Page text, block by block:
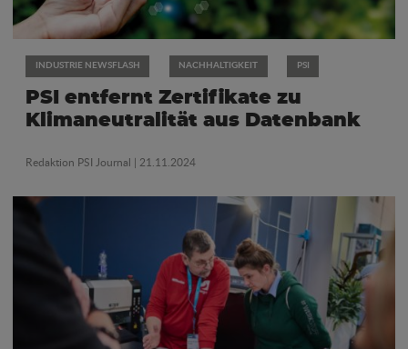
INDUSTRIE NEWSFLASH NACHHALTIGKEIT PSI
PSI entfernt Zertifikate zu
Klimaneutralität aus Datenbank
Redaktion PSI Journal | 21.11.2024